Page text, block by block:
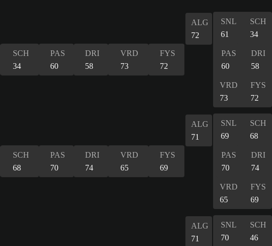
SCH
34
PAS
60
DRI
58
VRD
73
FYS
72
ALG
72
SNL
61
SCH
34
PAS
60
DRI
58
VRD
73
FYS
72
SCH
68
PAS
70
DRI
74
VRD
65
FYS
69
ALG
71
SNL
69
SCH
68
PAS
70
DRI
74
VRD
65
FYS
69
ALG
71
SNL
70
SCH
46